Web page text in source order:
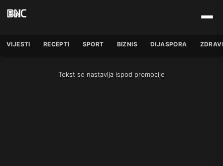
VIJESTI RECEPTI SPORT BIZNIS DIJASPORA
Tekst se nastavlja ispod promocije